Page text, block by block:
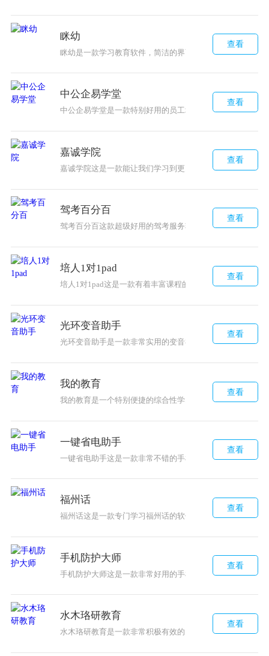
眯幼
眯幼是一款学习教育软件，简洁的界面设置，里面有很多
查看
中公企易学堂
中公企易学堂是一款特别好用的员工培训应用平台，为企
查看
嘉诚学院
嘉诚学院这是一款能让我们学习到更多知识的办公考试软
查看
驾考百分百
驾考百分百这款超级好用的驾考服务软件让每个学员都在
查看
培人1对1pad
培人1对1pad这是一款有着丰富课程的学习平台，智能的线
查看
光环变音助手
光环变音助手是一款非常实用的变音神器，现在很多的主
查看
我的教育
我的教育是一个特别便捷的综合性学习软件，提供的这些
查看
一键省电助手
一键省电助手这是一款非常不错的手机省电助手软件，在
查看
福州话
福州话这是一款专门学习福州话的软件，在这个软件上有
查看
手机防护大师
手机防护大师这是一款非常好用的手机安全软件，通过这
查看
水木珞研教育
水木珞研教育是一款非常积极有效的网上学习类软件，这
查看